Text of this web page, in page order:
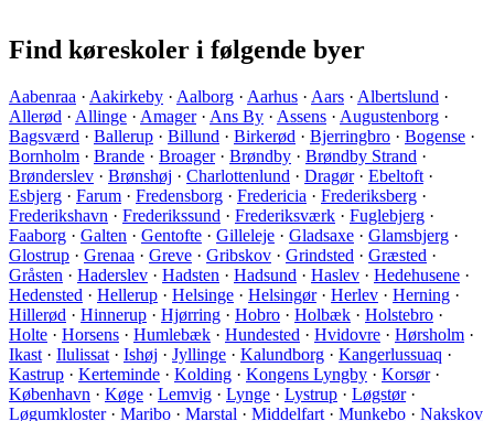
Find køreskoler i følgende byer
Aabenraa · Aakirkeby · Aalborg · Aarhus · Aars · Albertslund ·
Allerød · Allinge · Amager· Ans By · Assens · Augustenborg ·
Bagsværd · Ballerup · Billund · Birkerød · Bjerringbro · Bogense ·
Bornholm · Brande · Broager· Brøndby · Brøndby Strand ·
Brønderslev · Brønshøj · Charlottenlund · Dragør· Ebeltoft ·
Esbjerg · Farum · Fredensborg · Fredericia · Frederiksberg ·
Frederikshavn · Frederikssund · Frederiksværk · Fuglebjerg ·
Faaborg · Galten · Gentofte · Gilleleje · Gladsaxe · Glamsbjerg ·
Glostrup · Grenaa · Greve · Gribskov · Grindsted · Græsted ·
Gråsten · Haderslev · Hadsten · Hadsund · Haslev · Hedehusene ·
Hedensted · Hellerup · Helsinge · Helsingør· Herlev · Herning ·
Hillerød · Hinnerup · Hjørring · Hobro · Holbæk · Holstebro ·
Holte · Horsens · Humlebæk · Hundested · Hvidovre · Hørsholm ·
Ikast · Ilulissat · Ishøj · Jyllinge · Kalundborg · Kangerlussuaq ·
Kastrup · Kerteminde · Kolding · Kongens Lyngby · Korsør·
København · Køge · Lemvig · Lynge · Lystrup · Løgstør·
Løgumkloster· Maribo · Marstal · Middelfart · Munkebo · Nakskov